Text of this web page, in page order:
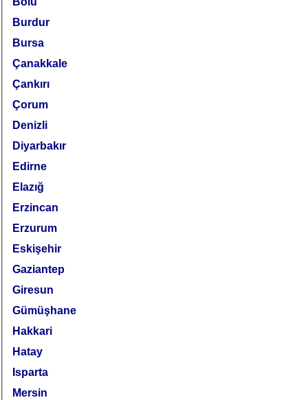
Burdur
Bursa
Çanakkale
Çankırı
Çorum
Denizli
Diyarbakır
Edirne
Elazığ
Erzincan
Erzurum
Eskişehir
Gaziantep
Giresun
Gümüşhane
Hakkari
Hatay
Isparta
Mersin